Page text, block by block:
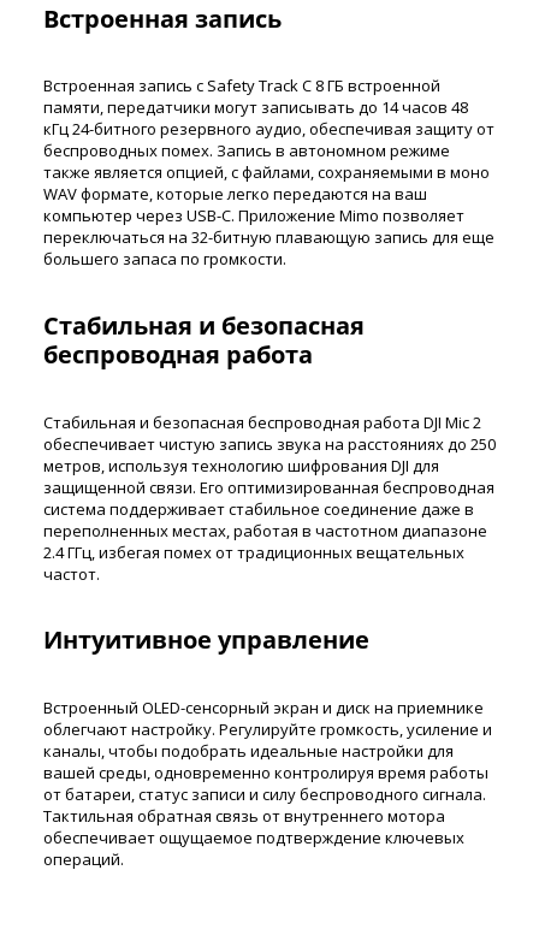
Встроенная запись
Встроенная запись с Safety Track С 8 ГБ встроенной
памяти, передатчики могут записывать до 14 часов 48
кГц 24-битного резервного аудио, обеспечивая защиту от
беспроводных помех. Запись в автономном режиме
также является опцией, с файлами, сохраняемыми в моно
WAV формате, которые легко передаются на ваш
компьютер через USB-C. Приложение Mimo позволяет
переключаться на 32-битную плавающую запись для еще
большего запаса по громкости.
Стабильная и безопасная
беспроводная работа
Стабильная и безопасная беспроводная работа DJI Mic 2
обеспечивает чистую запись звука на расстояниях до 250
метров, используя технологию шифрования DJI для
защищенной связи. Его оптимизированная беспроводная
система поддерживает стабильное соединение даже в
переполненных местах, работая в частотном диапазоне
2.4 ГГц, избегая помех от традиционных вещательных
частот.
Интуитивное управление
Встроенный OLED-сенсорный экран и диск на приемнике
облегчают настройку. Регулируйте громкость, усиление и
каналы, чтобы подобрать идеальные настройки для
вашей среды, одновременно контролируя время работы
от батареи, статус записи и силу беспроводного сигнала.
Тактильная обратная связь от внутреннего мотора
обеспечивает ощущаемое подтверждение ключевых
операций.